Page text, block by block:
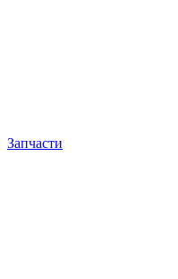
Запчасти